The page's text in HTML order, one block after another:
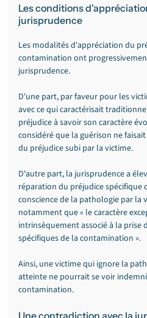
Les conditions
jurisprudence
Les modalités d'appréciation du
contamination ont
jurisprudence.
D'une part, par faveur pour les
avec ce qui caractérisait
préjudice à savoir son caractère
considéré que la guérison ne
du préjudice subi par la victime.
D'autre part, la jurisprudence a
réparation du préjudice spécifique
conscience de la pathologie par la
notamment que « le caractère
intrinsèquement associé à la prise
spécifiques de la contamination ».
Ainsi, une victime qui ignore la
atteinte ne pourrait se voir
contamination.
Une contradiction avec la